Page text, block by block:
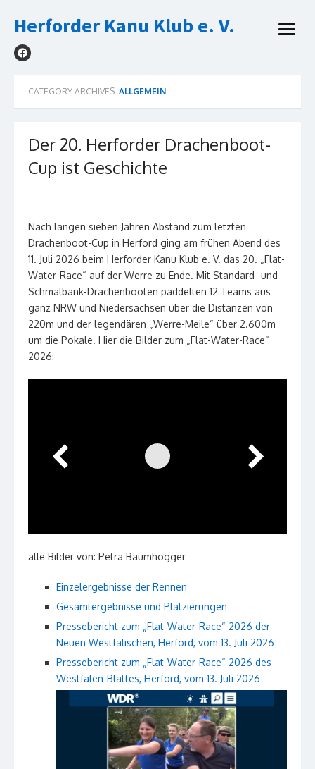
to
Herforder Kanu Klub e. V.
open
CATEGORY ARCHIVES: ALLGEMEIN
Der 20. Herforder Drachenboot-
Cup ist Geschichte
Nach langen sieben Jahren Abstand zum letzten
Drachenboot-Cup in Herford ging am frühen Abend des
11. Juli 2026 beim Herforder Kanu Klub e. V. das 20. „Flat-
Water-Race“ auf der Werre zu Ende. Mit Standard- und
Schmalbank-Drachenbooten paddelten 12 Teams aus
ganz NRW und Niedersachsen über die Distanzen von
220m und der legendären „Werre-Meile“ über 2.600m
um die Pokale. Hier die Bilder zum „Flat-Water-Race“
2026:
alle Bilder von: Petra Baumhögger
Einzelergebnisse der Rennen
Gesamtergebnisse und Platzierungen
Pressebericht zum „Flat-Water-Race“ 2026 der
Neuen Westfälischen, Herford, vom 13. Juli 2026
Pressebericht zum „Flat-Water-Race“ 2026 des
Westfalen-Blattes, Herford, vom 13. Juli 2026